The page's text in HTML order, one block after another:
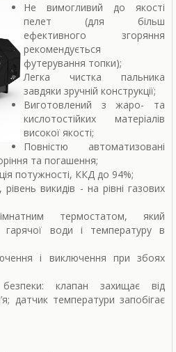
Не вимогливий до якості
пелет (для більш
ефективного згоряння
рекомендується
футерування топки);
Легка чистка пальника
завдяки зручній конструкції;
Виготовлений з жаро- та
кислотостійких матеріалів
високої якості;
Повністю автоматизовані
та погашення;
потужності, ККД до 94%;
рівень викидів - на рівні газових
термостатом, який
гарячої води і температуру в
і виключення при збоях
клапан захищає від
датчик температури запобігає